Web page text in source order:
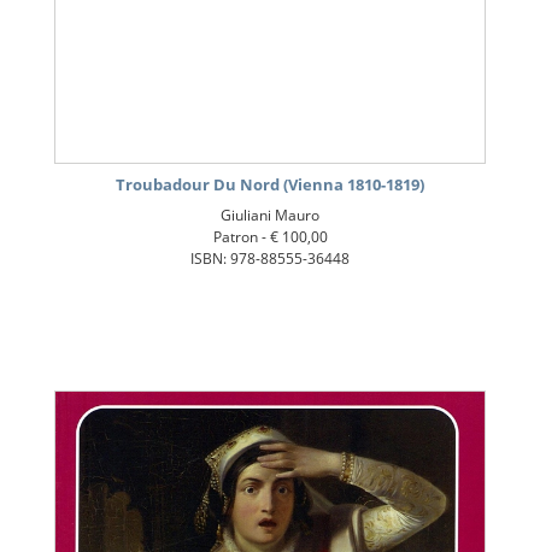
Troubadour Du Nord (Vienna 1810-1819)
Giuliani Mauro
Patron -€ 100,00
ISBN: 978-88555-36448